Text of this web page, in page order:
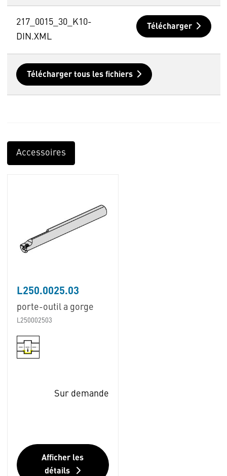
217_0015_30_K10-
DIN.XML
Télécharger
Télécharger tous les fichiers
Accessoires
L250.0025.03
porte-outil a gorge
L250002503
Sur demande
Afficher les
détails